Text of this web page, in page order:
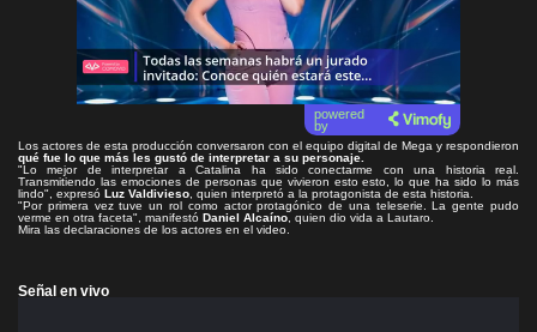
powered
by
Los actores de esta producción conversaron con el equipo digital de Mega y respondieron
qué fue lo que más les gustó de interpretar a su personaje.
"Lo mejor de interpretar a Catalina ha sido conectarme con una historia real.
Transmitiendo las emociones de personas que vivieron esto esto, lo que ha sido lo más
lindo", expresó Luz Valdivieso , quien interpretó a la protagonista de esta historia.
"Por primera vez tuve un rol como actor protagónico de una teleserie. La gente pudo
verme en otra faceta", manifestó Daniel Alcaíno , quien dio vida a Lautaro.
Mira las declaraciones de los actores en el video.
Señal en vivo